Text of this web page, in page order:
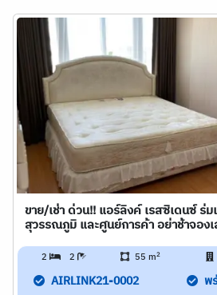
ขาย/เช่า ด่วน!! แอร์ลิงค์ เรสซิเดนซ์ ร่ม
สุวรรณภูมิ และศูนย์การค้า อย่าช้าจอง
2 2 55 m2
AIRLINK21-0002 พ